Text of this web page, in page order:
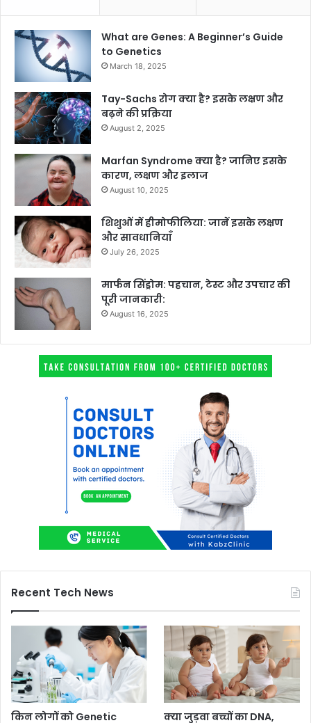
What are Genes: A Beginner’s Guide
to Genetics
March 18, 2025
Tay-Sachs रोग क्या है? इसके लक्षण और
बढ़ने की प्रक्रिया
August 2, 2025
Marfan Syndrome क्या है? जानिए इसके
कारण, लक्षण और इलाज
August 10, 2025
शिशुओं में हीमोफीलिया: जानें इसके लक्षण
और सावधानियाँ
July 26, 2025
मार्फन सिंड्रोम: पहचान, टेस्ट और उपचार की
पूरी जानकारी:
August 16, 2025
Recent Tech News
किन लोगों को Genetic क्या जुड़वा बच्चों का DNA,